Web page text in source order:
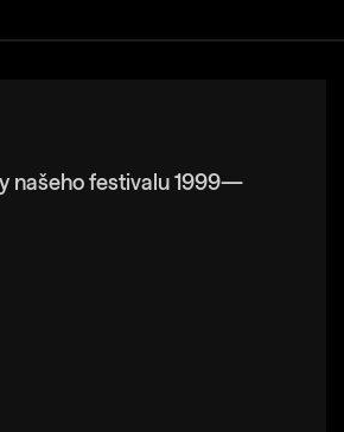
našeho festivalu 1999—